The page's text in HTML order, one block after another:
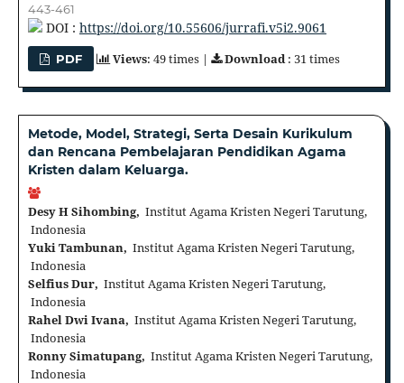
443-461
DOI : https://doi.org/10.55606/jurrafi.v5i2.9061
PDF Views: 49 times | Download: 31 times
Metode, Model, Strategi, Serta Desain Kurikulum
dan Rencana Pembelajaran Pendidikan Agama
Kristen dalam Keluarga.
Desy H Sihombing, Institut Agama Kristen Negeri Tarutung,
Indonesia
Yuki Tambunan, Institut Agama Kristen Negeri Tarutung,
Indonesia
Selfius Dur, Institut Agama Kristen Negeri Tarutung,
Indonesia
Rahel Dwi Ivana, Institut Agama Kristen Negeri Tarutung,
Indonesia
Ronny Simatupang, Institut Agama Kristen Negeri Tarutung,
Indonesia